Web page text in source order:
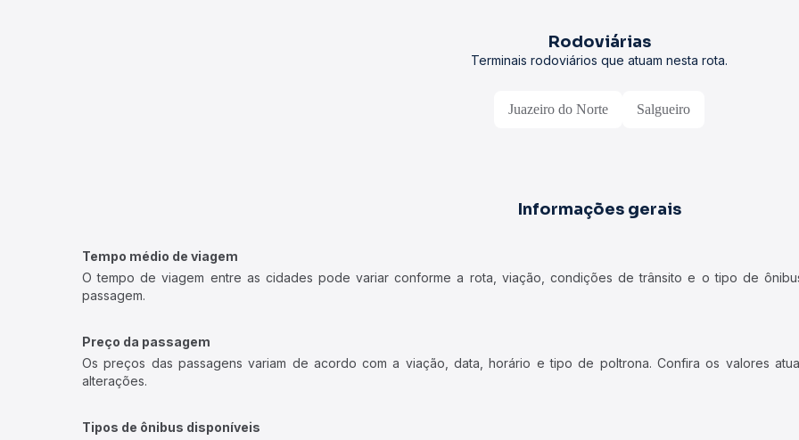
Rodoviárias
Terminais rodoviários que atuam nesta rota.
Juazeiro do Norte Salgueiro
Informações gerais
Tempo médio de viagem
O tempo de viagem entre as cidades pode variar conforme a rota, viação, condições de trânsito e o tipo de
passagem.
Preço da passagem
Os preços das passagens variam de acordo com a viação, data, horário e tipo de poltrona. Confira os valores
alterações.
Tipos de ônibus disponíveis